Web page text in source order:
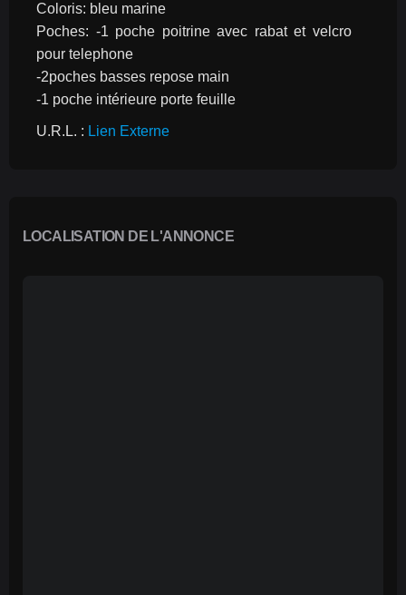
Coloris: bleu marine
Poches: -1 poche poitrine avec rabat et velcro
pour telephone
-2poches basses repose main
-1 poche intérieure porte feuille
U.R.L. : Lien Externe
LOCALISATION DE L'ANNONCE